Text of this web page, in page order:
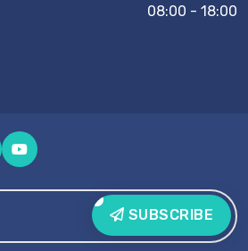
08:00 - 18:00
SUBSCRIBE